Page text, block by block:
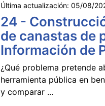
Última actualización: 05/08/
24 -
de canastas de
Información de
¿Qué problema pretende
herramienta pública en
y comparar ...